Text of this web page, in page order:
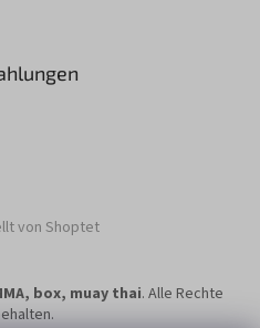
von Shoptet
box, muay thai. Alle Rechte